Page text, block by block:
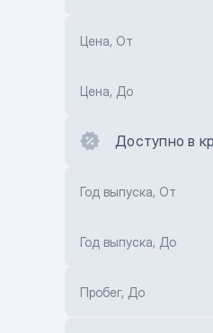
Цена, От
Цена, До
Доступно в
Год выпуска, От
Год выпуска, До
Пробег, До